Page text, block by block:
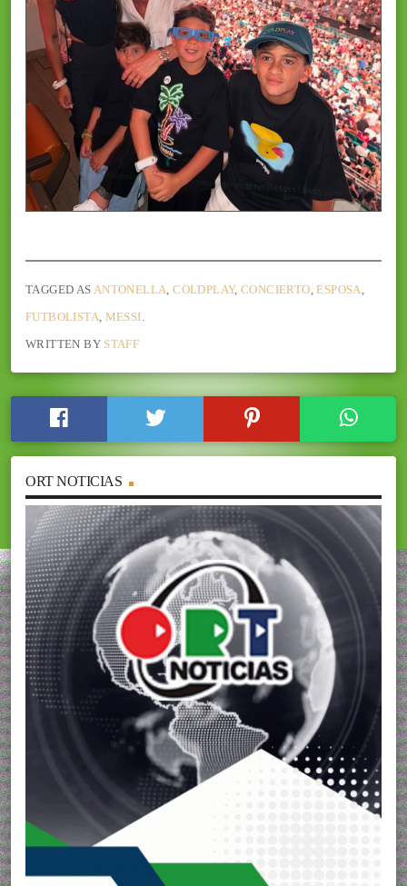
TAGGED AS ANTONELLA ,COLDPLAY,CONCIERTO ,ESPOSA
FUTBOLISTA MESSI
WRITTEN BY STAFF
ORT NOTICIAS